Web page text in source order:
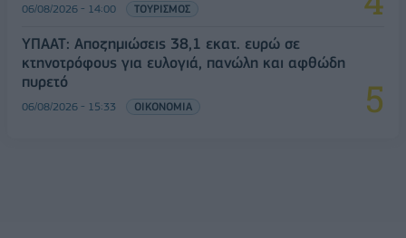
06/08/2026 - 14:00 ΤΟΥΡΙΣΜΟΣ
ΥΠΑΑΤ: Αποζημιώσεις 38,1 εκατ. ευρώ σε
κτηνοτρόφους για ευλογιά, πανώλη και αφθώδη
πυρετό
06/08/2026 - 15:33 ΟΙΚΟΝΟΜΙΑ